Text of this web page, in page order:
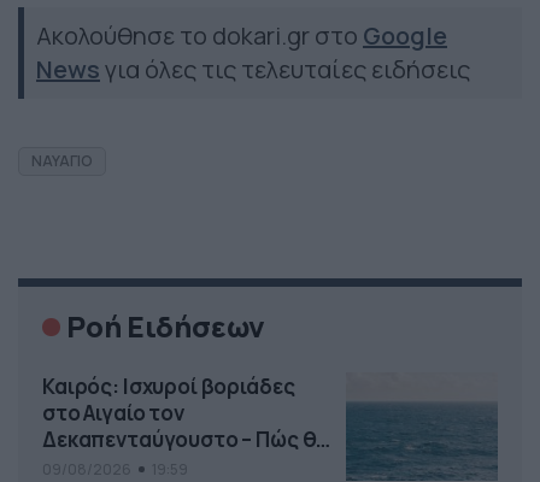
Ακολούθησε το dokari.gr στο Google
Newsγια όλες τις τελευταίες ειδήσεις
ΝΑΥΑΓΙΟ
Ροή Ειδήσεων
Καιρός: Ισχυροί βοριάδες
στο Αιγαίο τον
Δεκαπενταύγουστο – Πώς θα
κυλήσει η εβδομάδα